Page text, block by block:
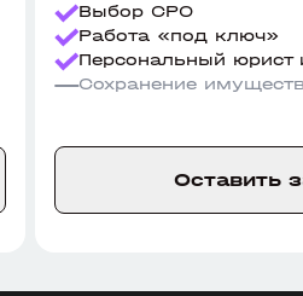
Выбор СРО
Работа «под ключ»
Персональный юрист
Сохранение
Оставить